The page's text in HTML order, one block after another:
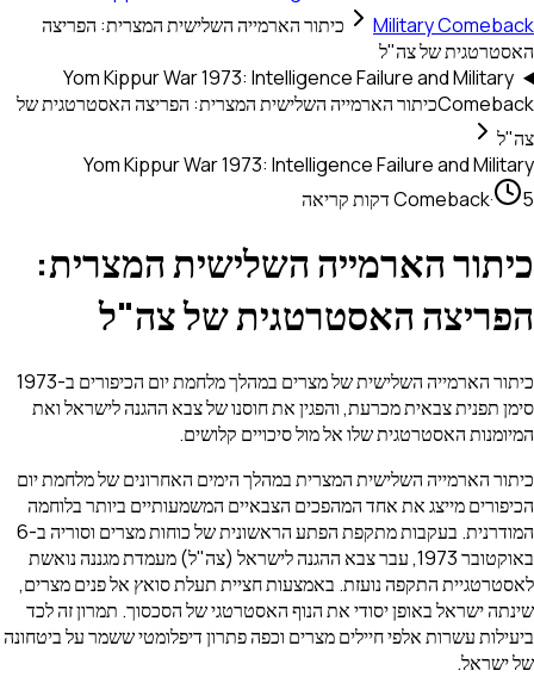
Military Comeback
כיתור הארמייה השלישית המצרית: הפריצה
האסטרטגית של צה"ל
Yom Kippur War 1973: Intelligence Failure and Military
Comebackכיתור הארמייה השלישית המצרית: הפריצה האסטרטגית של
צה"ל
Yom Kippur War 1973: Intelligence Failure and Military
Comeback· 5 דקות קריאה
כיתור הארמייה השלישית המצרית:
הפריצה האסטרטגית של צה"ל
כיתור הארמייה השלישית של מצרים במהלך מלחמת יום הכיפורים ב-1973
סימן תפנית צבאית מכרעת, והפגין את חוסנו של צבא ההגנה לישראל ואת
המיומנות האסטרטגית שלו אל מול סיכויים קלושים.
כיתור הארמייה השלישית המצרית במהלך הימים האחרונים של מלחמת יום
הכיפורים מייצג את אחד המהפכים הצבאיים המשמעותיים ביותר בלוחמה
המודרנית. בעקבות מתקפת הפתע הראשונית של כוחות מצרים וסוריה ב-6
באוקטובר 1973, עבר צבא ההגנה לישראל (צה"ל) מעמדת מגננה נואשת
לאסטרטגיית התקפה נועזת. באמצעות חציית תעלת סואץ אל פנים מצרים,
שינתה ישראל באופן יסודי את הנוף האסטרטגי של הסכסוך. תמרון זה לכד
ביעילות עשרות אלפי חיילים מצרים וכפה פתרון דיפלומטי ששמר על ביטחונה
של ישראל.